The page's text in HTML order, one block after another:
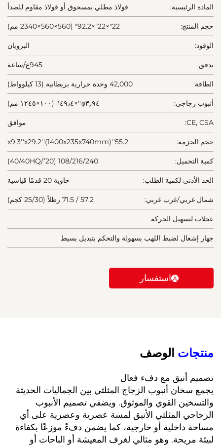
المادة الرئيسية: فولاذ مطلي بمسحوق أو فولاذ مقاوم للصدأ
حجم المنتج: 22"×22"×92.2" (560×560×2340 مم)
الوقود: البروبان
تدفق: 945غ/ساعة
الطاقة: 42,000 وحدة حرارية بريطانية (13 كيلوواط)
أنبوب زجاجي: φ٣٫٩٤''×٤٩٫٤'' (١٠٠×١٢٤٥ مم)
CE, CSA: موافق
حجم الحزمة: 55.2''x9.3''x29.2''(1400x235x740mm)
كمية التحميل: 108/216/240 (20’/40/40HQ)
الحد الأدنى لكمية الطلب: حاوية 20 قدمًا قياسية
شمال غربي/غرب غربي: 57.2 / 71.5 رطلاً (25/30 كجم)
عجلات لتسهيل الحركة
جهاز إشعال لضبط اللهب بسهولة والتحكم بتبديل بسيط
استفسار
منتجات الوصف
تصميم أنيق مع دفء فعال
يجمع سخان أنبوب الزجاج المثلثي بين الجماليات الحديثة
والتسخين القوي والموثوق. ويضفي تصميم الأنبوب
الزجاجي المثلثي الأنيق لمسة عصرية وعصرية على أي
مساحة داخلية أو خارجية، كما يضمن دفءً موزعًا بكفاءة
لبيئة مريحة. وهو مثالي لغرف المعيشة أو الباحات أو